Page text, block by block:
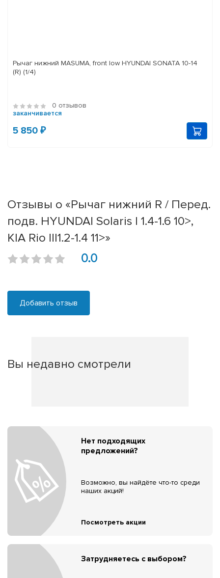
Рычаг нижний MASUMA, front low HYUNDAI SONATA 10-14
(R) (1/4)
0 отзывов
заканчивается
5 850 ₽
Отзывы о «Рычаг нижний R / Перед.
подв. HYUNDAI Solaris I 1.4-1.6 10>,
KIA Rio III1.2-1.4 11>»
0.0
Добавить отзыв
Вы недавно смотрели
Нет подходящих
предложений?
Возможно, вы найдёте что-то среди
наших акций!
Посмотреть акции
Затрудняетесь с выбором?